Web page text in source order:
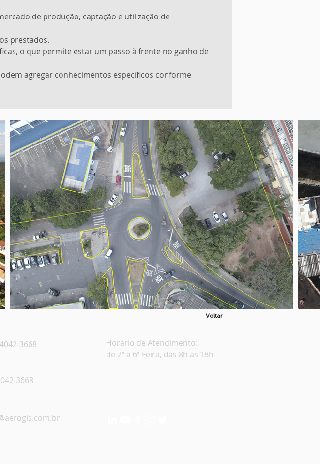
de produção, captação e utilização de
prestados.
o que permite estar um passo à frente no ganho de
agregar conhecimentos específicos conforme
Voltar
3668 Horário de Atendimento:
de 2ª a 6ª Feira, das 8h às 18h
3668